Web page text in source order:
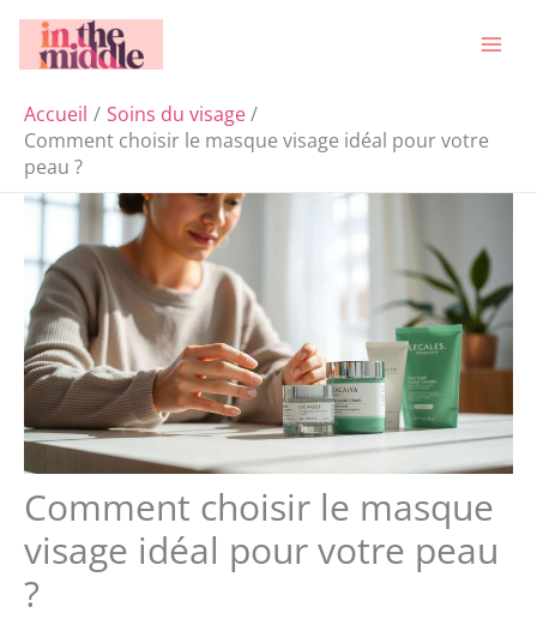
Aller
Accueil
Soins du visage
Comment choisir le masque visage idéal pour votre
peau ?
Comment choisir le masque
visage idéal pour votre peau
?
Rechercher